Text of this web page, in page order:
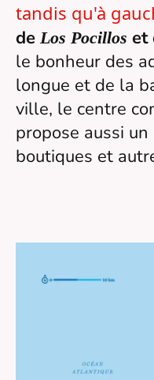
tandis qu'à
de Los Pocillos et
le bonheur des
longue et de la
ville, le centre
propose aussi
boutiques et